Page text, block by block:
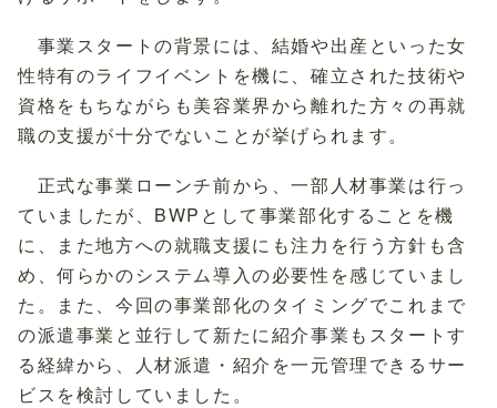
事業スタートの背景には、結婚や出産といった女
性特有のライフイベントを機に、確立された技術や
資格をもちながらも美容業界から離れた方々の再就
職の支援が十分でないことが挙げられます。
正式な事業ローンチ前から、一部人材事業は行っ
ていましたが、BWPとして事業部化することを機
に、また地方への就職支援にも注力を行う方針も含
め、何らかのシステム導入の必要性を感じていまし
た。また、今回の事業部化のタイミングでこれまで
の派遣事業と並行して新たに紹介事業もスタートす
る経緯から、人材派遣・紹介を一元管理できるサー
ビスを検討していました。